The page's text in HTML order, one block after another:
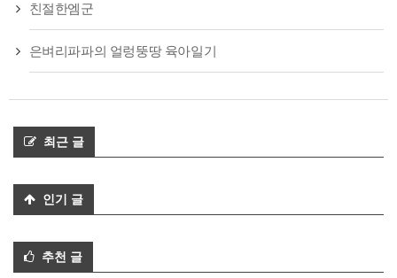
친절한엠군
은벼리파파의 얼렁뚱땅 육아일기
최근 글
인기 글
추천 글